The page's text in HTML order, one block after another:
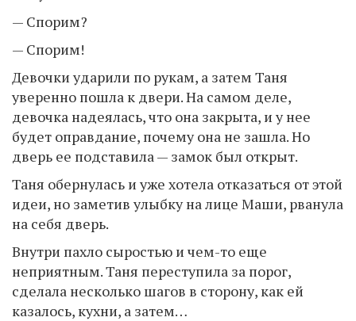
— Спорим?
— Спорим!
Девочки ударили по рукам, а затем Таня
уверенно пошла к двери. На самом деле,
девочка надеялась, что она закрыта, и у нее
будет оправдание, почему она не зашла. Но
дверь ее подставила — замок был открыт.
Таня обернулась и уже хотела отказаться от этой
идеи, но заметив улыбку на лице Маши, рванула
на себя дверь.
Внутри пахло сыростью и чем-то еще
неприятным. Таня переступила за порог,
сделала несколько шагов в сторону, как ей
казалось, кухни, а затем…